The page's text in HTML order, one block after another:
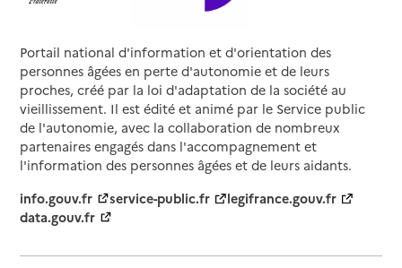
Portail national d'information et d'orientation des
personnes âgées en perte d'autonomie et de leurs
proches, créé par la loi d'adaptation de la société au
vieillissement. Il est édité et animé par le Service public
de l'autonomie, avec la collaboration de nombreux
partenaires engagés dans l'accompagnement et
l'information des personnes âgées et de leurs aidants.
info.gouv.fr
service-public.fr
legifrance.gouv.fr
data.gouv.fr